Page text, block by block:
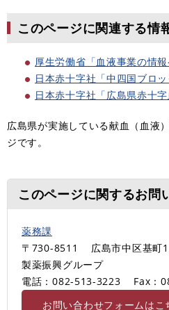
このページに関連する情
厚生労働省「血液事業の情報
日本赤十字社「中四国ブロッ
日本赤十字社「広島県赤十字
広島県が実施している献血（血液
ジです。
このページに関するお問
薬務課
〒730-8511
広島市中区基町
製薬振興グループ
電話：082-513-3223
Fax：
お問い合わせフォームはこ